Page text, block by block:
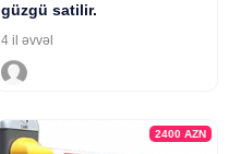
güzgü satilir.
4 il əvvəl
2400 AZN